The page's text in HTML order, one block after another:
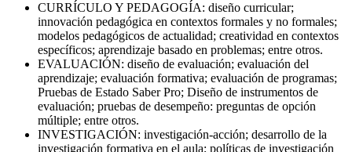
CURRÍCULO Y PEDAGOGÍA: diseño curricular;
innovación pedagógica en contextos formales y no formales;
modelos pedagógicos de actualidad; creatividad en contextos
específicos; aprendizaje basado en problemas; entre otros.
EVALUACIÓN: diseño de evaluación; evaluación del
aprendizaje; evaluación formativa; evaluación de programas;
Pruebas de Estado Saber Pro; Diseño de instrumentos de
evaluación; pruebas de desempeño: preguntas de opción
múltiple; entre otros.
INVESTIGACIÓN: investigación-acción; desarrollo de la
investigación formativa en el aula; políticas de investigación